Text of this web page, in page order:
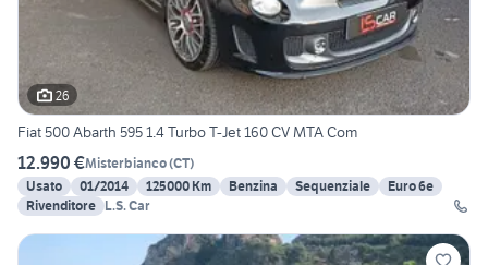
26
Fiat 500 Abarth 595 1.4 Turbo T-Jet 160 CV MTA Com
12.990 €Misterbianco(CT)
Usato
01/2014 125000 Km Benzina Sequenziale
Euro 6e
Rivenditore L.S. Car